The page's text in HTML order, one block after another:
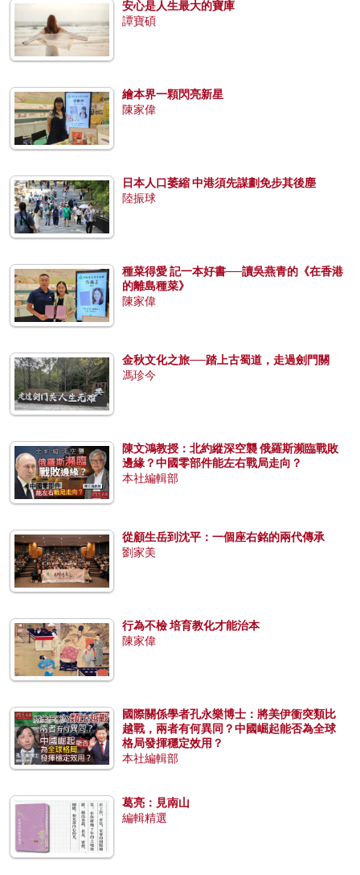
安心是人生最大的寶庫
譚寶碩
繪本界一顆閃亮新星
陳家偉
日本人口萎縮 中港須先謀劃免步其後塵
陸振球
種菜得愛 記一本好書──讀吳燕青的《在香港
的離島種菜》
陳家偉
金秋文化之旅──踏上古蜀道，走過劍門關
馮珍今
陳文鴻教授：北約縱深空襲 俄羅斯瀕臨戰敗
邊緣？中國零部件能左右戰局走向？
本社編輯部
從顧生岳到沈平：一個座右銘的兩代傳承
劉家美
行為不檢 培育教化才能治本
陳家偉
國際關係學者孔永樂博士：將美伊衝突類比
越戰，兩者有何異同？中國崛起能否為全球
格局發揮穩定效用？
本社編輯部
葛亮：見南山
編輯精選